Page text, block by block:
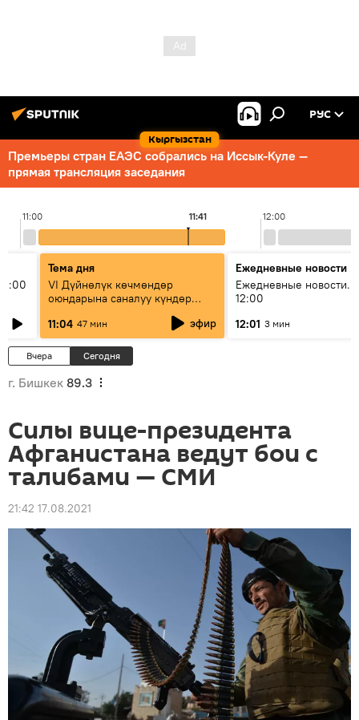
Кыргызстан
РУС
Премьеры стран ЕАЭС собрались на Иссык-Куле —
прямая трансляция заседания
11:00 12:00
11:41
Тема дня
VI Дүйнөлүк көчмөндөр
оюндарына саналуу күндөр
калды: даярдык иштери кайсы
этапка жетти?
11:04 47 мин эфир
Ежедневные новости
Ежедневные новости.
12:00
12:01 3 мин
Вчера Сегодня
г. Бишкек 89.3
Силы вице-президента
Афганистана ведут бои с
талибами — СМИ
21:42 17.08.2021